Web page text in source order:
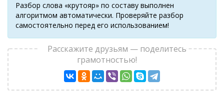
Разбор слова «крутояр» по составу выполнен
алгоритмом автоматически. Проверяйте разбор
самостоятельно перед его использованием!
Расскажите друзьям — поделитесь
грамотностью!